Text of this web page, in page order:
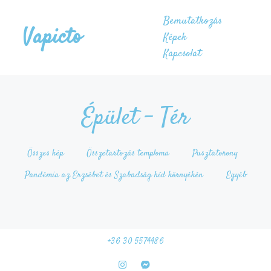
Vapicto
Bemutatkozás
Képek
Kapcsolat
Épület - Tér
Összes kép Összetartozás temploma
Pusztatorony
Pandémia az Erzsébet és Szabadság híd környékén
Egyéb
+36 30 5574486